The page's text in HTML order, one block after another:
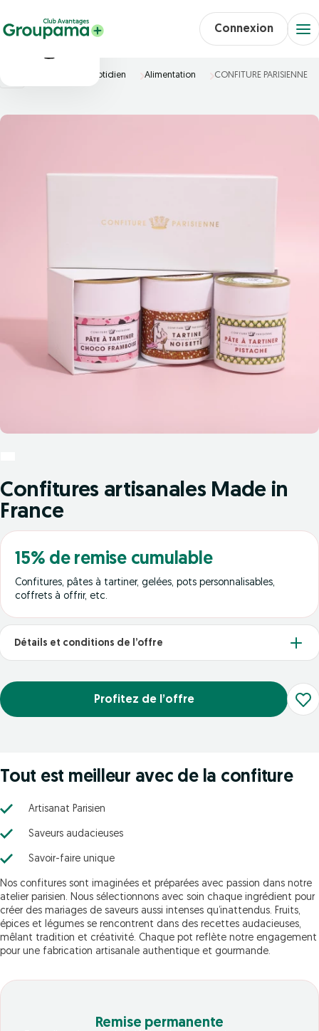
Connexion
Au quotidien Alimentation CONFITURE PARISIENNE
Tout est meilleur avec de la confiture
Artisanat Parisien
Saveurs audacieuses
Savoir-faire unique
Nos confitures sont imaginées et préparées avec passion dans notre
atelier parisien. Nous sélectionnons avec soin chaque ingrédient pour
créer des mariages de saveurs aussi intenses qu’inattendus. Fruits,
épices et légumes se rencontrent dans des recettes audacieuses,
mêlant tradition et créativité. Chaque pot reflète notre engagement
pour une fabrication artisanale authentique et gourmande.
Confitures artisanales Made in
France
15% de remise cumulable
Confitures, pâtes à tartiner, gelées, pots personnalisables,
coffrets à offrir, etc.
Détails et conditions de l’offre
Profitez de l’offre
Remise permanente